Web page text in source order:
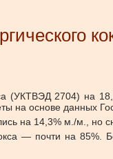
(УКТВЭД 2704)
на основе данных
на 14,3% м./м., но
— почти на 85%.